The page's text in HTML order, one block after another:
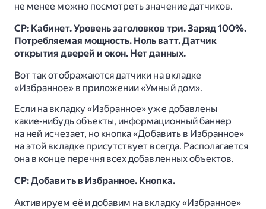
не менее можно посмотреть значение датчиков.
СР: Кабинет. Уровень заголовков три. Заряд 100%.
Потребляемая мощность. Ноль ватт. Датчик
открытия дверей и окон. Нет данных.
Вот так отображаются датчики на вкладке
«Избранное» в приложении «Умный дом».
Если на вкладку «Избранное» уже добавлены
какие‑нибудь объекты, информационный баннер
на ней исчезает, но кнопка «Добавить в Избранное»
на этой вкладке присутствует всегда. Располагается
она в конце перечня всех добавленных объектов.
СР: Добавить в Избранное. Кнопка.
Активируем её и добавим на вкладку «Избранное»